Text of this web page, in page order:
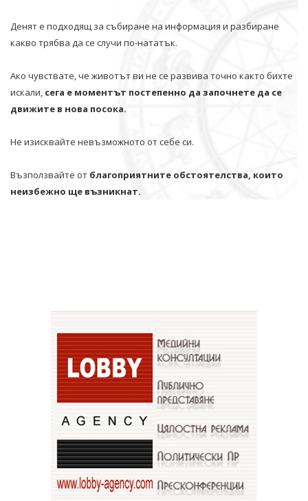
Денят е подходящ за събиране на информация и разбиране
какво трябва да се случи по-нататък.
Ако чувствате, че животът ви не се развива точно както бихте
искали, сега е моментът постепенно да започнете да се
движите в нова посока.
Не изисквайте невъзможното от себе си.
Възползвайте от благоприятните обстоятелства, които
неизбежно ще възникнат.